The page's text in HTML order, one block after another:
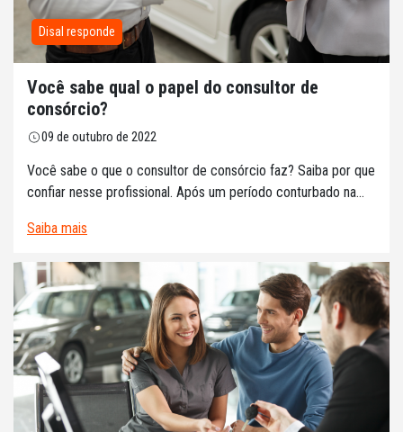
Disal responde
Você sabe qual o papel do consultor de
consórcio?
09 de outubro de 2022
Você sabe o que o consultor de consórcio faz? Saiba por que
confiar nesse profissional. Após um período conturbado na...
Saiba mais